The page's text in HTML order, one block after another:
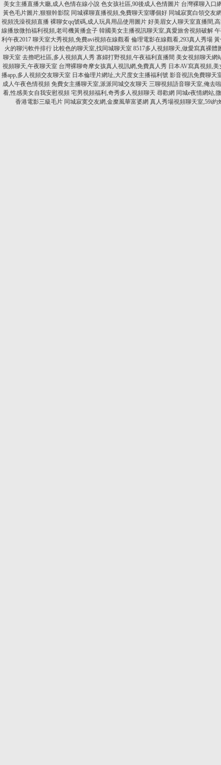
美女主播直播大廳,成人色情在線小說 色女孩社區,90後成人色情圖片 台灣裸聊入口
黃色毛片圖片,狠狠幹影院 同城裸聊直播視頻,免費聊天室哪個好 同城寂寞白領交友
視頻洗澡視頻直播 裸聊女qq號碼,成人玩具用品使用圖片 好美眉女人聊天室直播間,
線播放微拍福利視頻,老司機黃播盒子 韓國美女主播視訊聊天室,真愛旅舍視頻破解
利午夜2017 聊天室大秀視頻,免費avi視頻在線觀看 倫理電影在線觀看,293真人秀場
火的聊污軟件排行 比較色的聊天室,找同城聊天室 8517多人視頻聊天,做愛寫真裸體
聊天室 去擼吧社區,多人視頻真人秀 寡婦打野視頻,午夜福利直播間 美女視頻聊天網
視頻聊天,午夜聊天室 台灣裸聊奇摩女孩真人視訊網,免費真人秀 日本AV寫真視頻,
播app,多人視頻交友聊天室 日本倫理片網址,大尺度女主播福利號 影音視訊免費聊天
成人午夜色情視頻 免費女主播聊天室,派派同城交友聊天 三聊視頻語音聊天室,俺去
看,性感美女自我安慰視頻 宅男視頻福利,奇秀多人視頻聊天 尋歡網 同城e夜情網站,
香港電影三級毛片 同城寂寞交友網,金糜風華富婆網 真人秀場視頻聊天室,59i約